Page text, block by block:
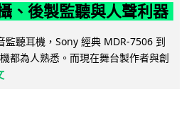
、後製監聽與人聲利器
監聽耳機，Sony 經典 MDR-7506 到
都為人熟悉。而現在舞台製作者與創